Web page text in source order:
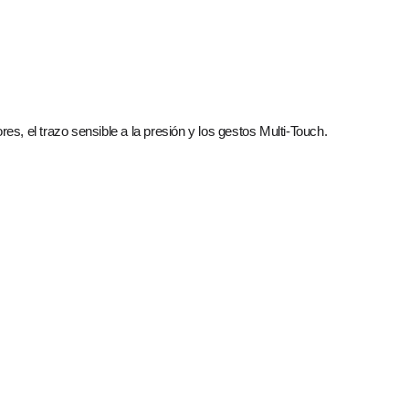
el trazo sensible a la presión y los gestos Multi‑Touch.